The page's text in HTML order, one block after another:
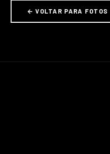
← VOLTAR PARA FOTOS